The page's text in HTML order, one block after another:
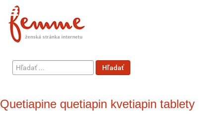
Hľadať
...
Hľadať
Quetiapine quetiapin kvetiapin tablety